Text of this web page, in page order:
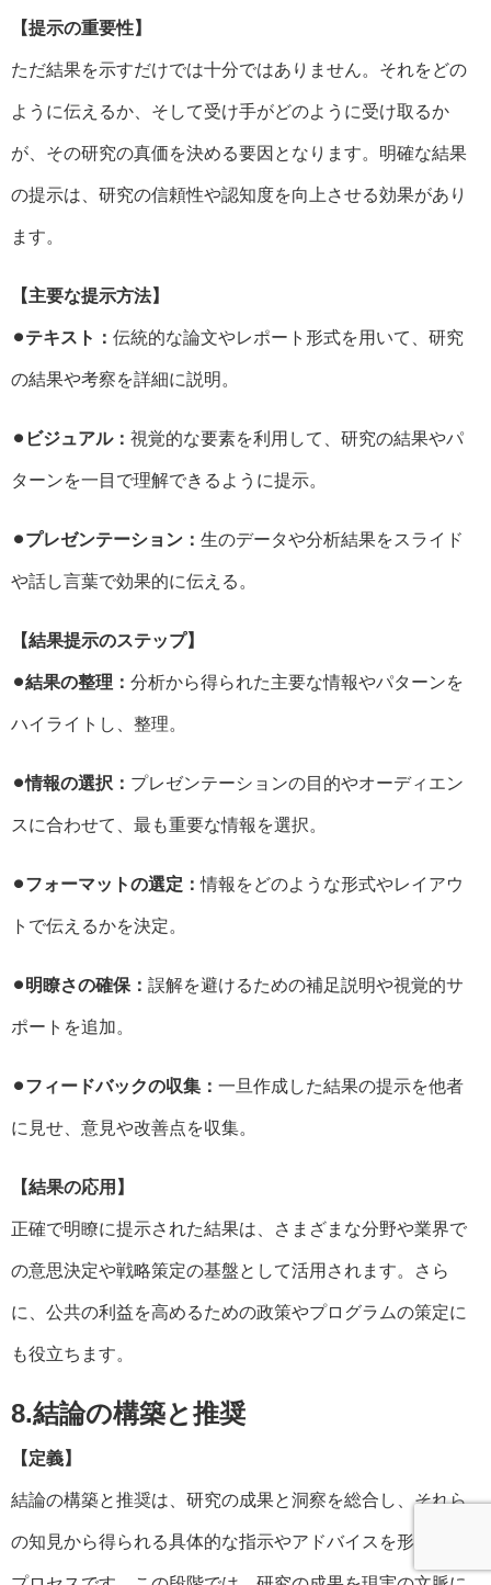
【提示の重要性】
ただ結果を示すだけでは十分ではありません。それをどの
ように伝えるか、そして受け手がどのように受け取るか
が、その研究の真価を決める要因となります。明確な結果
の提示は、研究の信頼性や認知度を向上させる効果があり
ます。
【主要な提示方法】
⚫︎テキスト： 伝統的な論文やレポート形式を用いて、研究
の結果や考察を詳細に説明。
⚫︎ビジュアル： 視覚的な要素を利用して、研究の結果やパ
ターンを一目で理解できるように提示。
⚫︎プレゼンテーション： 生のデータや分析結果をスライド
や話し言葉で効果的に伝える。
【結果提示のステップ】
⚫︎結果の整理： 分析から得られた主要な情報やパターンを
ハイライトし、整理。
⚫︎情報の選択： プレゼンテーションの目的やオーディエン
スに合わせて、最も重要な情報を選択。
⚫︎フォーマットの選定：情報をどのような形式やレイアウ
トで伝えるかを決定。
⚫︎明瞭さの確保： 誤解を避けるための補足説明や視覚的サ
ポートを追加。
⚫︎フィードバックの収集： 一旦作成した結果の提示を他者
に見せ、意見や改善点を収集。
【結果の応用】
正確で明瞭に提示された結果は、さまざまな分野や業界で
の意思決定や戦略策定の基盤として活用されます。さら
に、公共の利益を高めるための政策やプログラムの策定に
も役立ちます。
8.結論の構築と推奨
【定義】
結論の構築と推奨は、研究の成果と洞察を総合し、それら
の知見から得られる具体的な指示やアドバイスを形成する